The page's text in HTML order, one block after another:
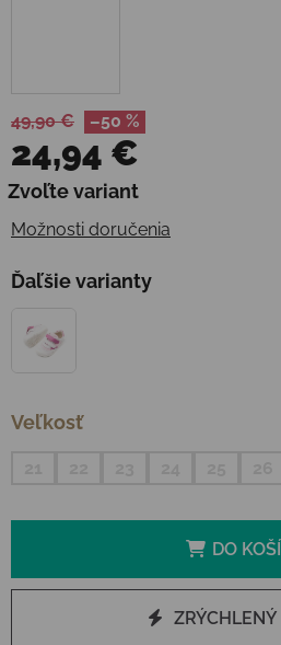
49,90 € –50 %
24,94 €
Jednotková cena:
Zvoľte variant
Možnosti doručenia
Ďaľšie varianty
Veľkosť
DO